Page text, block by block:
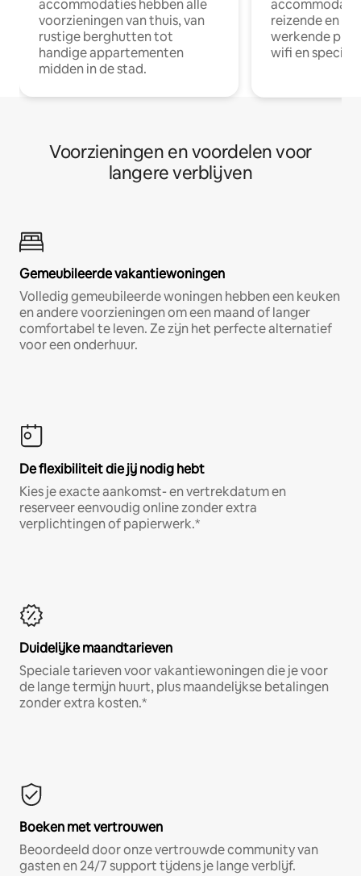
accommodaties hebben alle
voorzieningen van thuis, van
rustige berghutten tot
handige appartementen
midden in de stad.
reizende en
werkende
wifi en
Voorzieningen en voordelen voor
langere verblijven
Gemeubileerde vakantiewoningen
Volledig gemeubileerde woningen hebben een keuken
en andere voorzieningen om een maand of langer
comfortabel te leven. Ze zijn het perfecte alternatief
voor een onderhuur.
De flexibiliteit die jij nodig hebt
Kies je exacte aankomst- en vertrekdatum en
reserveer eenvoudig online zonder extra
verplichtingen of papierwerk.*
Duidelijke maandtarieven
Speciale tarieven voor vakantiewoningen die je voor
de lange termijn huurt, plus maandelijkse betalingen
zonder extra kosten.*
Boeken met vertrouwen
Beoordeeld door onze vertrouwde community van
gasten en 24/7 support tijdens je lange verblijf.